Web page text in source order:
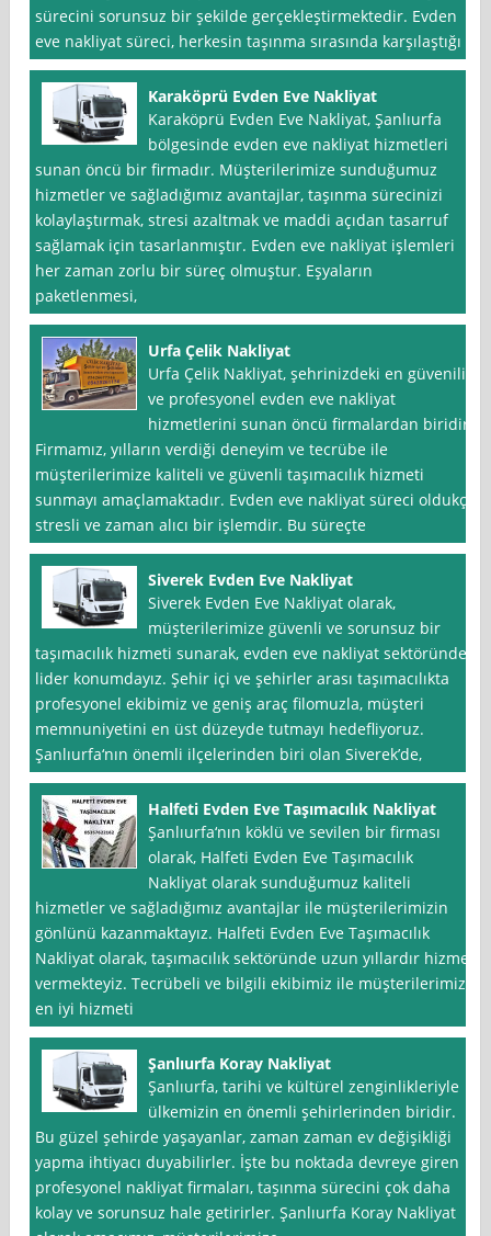
sürecini sorunsuz bir şekilde gerçekleştirmektedir. Evden
eve nakliyat süreci, herkesin taşınma sırasında karşılaştığı
Karaköprü Evden Eve Nakliyat
Karaköprü Evden Eve Nakliyat, Şanlıurfa
bölgesinde evden eve nakliyat hizmetleri
sunan öncü bir firmadır. Müşterilerimize sunduğumuz
hizmetler ve sağladığımız avantajlar, taşınma sürecinizi
kolaylaştırmak, stresi azaltmak ve maddi açıdan tasarruf
sağlamak için tasarlanmıştır. Evden eve nakliyat işlemleri
her zaman zorlu bir süreç olmuştur. Eşyaların
paketlenmesi,
Urfa Çelik Nakliyat
Urfa Çelik Nakliyat, şehrinizdeki en güvenilir
ve profesyonel evden eve nakliyat
hizmetlerini sunan öncü firmalardan biridir.
Firmamız, yılların verdiği deneyim ve tecrübe ile
müşterilerimize kaliteli ve güvenli taşımacılık hizmeti
sunmayı amaçlamaktadır. Evden eve nakliyat süreci oldukça
stresli ve zaman alıcı bir işlemdir. Bu süreçte
Siverek Evden Eve Nakliyat
Siverek Evden Eve Nakliyat olarak,
müşterilerimize güvenli ve sorunsuz bir
taşımacılık hizmeti sunarak, evden eve nakliyat sektöründe
lider konumdayız. Şehir içi ve şehirler arası taşımacılıkta
profesyonel ekibimiz ve geniş araç filomuzla, müşteri
memnuniyetini en üst düzeyde tutmayı hedefliyoruz.
Şanlıurfa‘nın önemli ilçelerinden biri olan Siverek’de,
Halfeti Evden Eve Taşımacılık Nakliyat
Şanlıurfa‘nın köklü ve sevilen bir firması
olarak, Halfeti Evden Eve Taşımacılık
Nakliyat olarak sunduğumuz kaliteli
hizmetler ve sağladığımız avantajlar ile müşterilerimizin
gönlünü kazanmaktayız. Halfeti Evden Eve Taşımacılık
Nakliyat olarak, taşımacılık sektöründe uzun yıllardır hizmet
vermekteyiz. Tecrübeli ve bilgili ekibimiz ile müşterilerimize
en iyi hizmeti
Şanlıurfa Koray Nakliyat
Şanlıurfa, tarihi ve kültürel zenginlikleriyle
ülkemizin en önemli şehirlerinden biridir.
Bu güzel şehirde yaşayanlar, zaman zaman ev değişikliği
yapma ihtiyacı duyabilirler. İşte bu noktada devreye giren
profesyonel nakliyat firmaları, taşınma sürecini çok daha
kolay ve sorunsuz hale getirirler. Şanlıurfa Koray Nakliyat